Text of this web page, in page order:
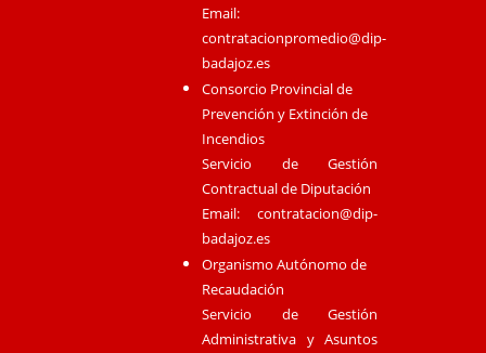
Email:
contratacionpromedio@dip-
badajoz.es
Consorcio Provincial de
Prevención y Extinción de
Incendios
Servicio de Gestión
Contractual de Diputación
Email:contratacion@dip-
badajoz.es
Organismo Autónomo de
Recaudación
Servicio de Gestión
Administrativa y Asuntos